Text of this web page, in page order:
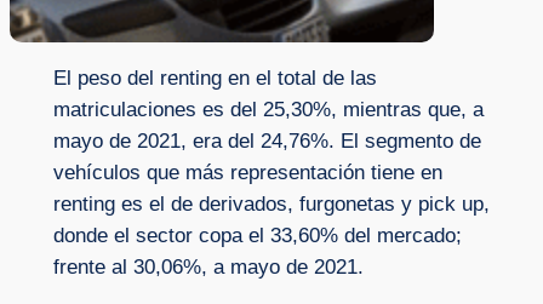
El peso del renting en el total de las
matriculaciones es del 25,30%, mientras que, a
mayo de 2021, era del 24,76%. El segmento de
vehículos que más representación tiene en
renting es el de derivados, furgonetas y pick up,
donde el sector copa el 33,60% del mercado;
frente al 30,06%, a mayo de 2021.